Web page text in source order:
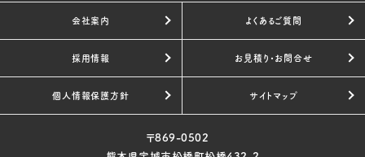
会社案内 よくあるご質問
採用情報 お見積り・お問合せ
個人情報保護方針 サイトマップ
〒869-0502